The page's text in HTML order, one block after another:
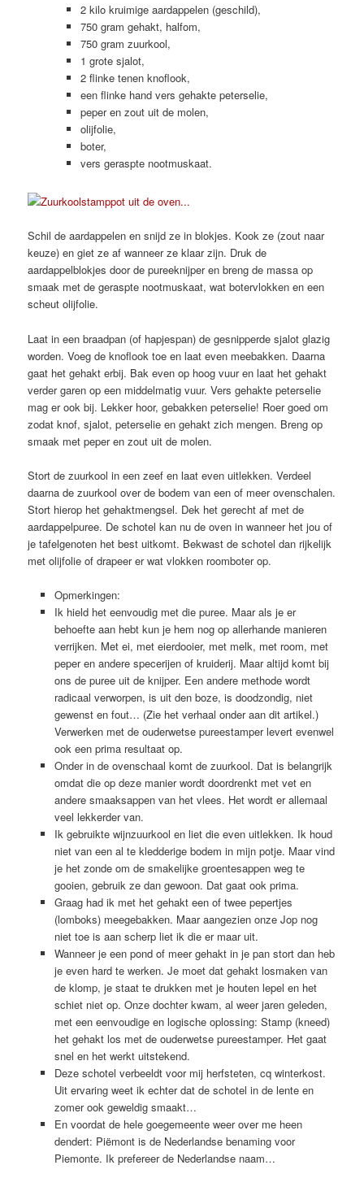
2 kilo kruimige aardappelen (geschild),
750 gram gehakt, halfom,
750 gram zuurkool,
1 grote sjalot,
2 flinke tenen knoflook,
een flinke hand vers gehakte peterselie,
peper en zout uit de molen,
olijfolie,
boter,
vers geraspte nootmuskaat.
Schil de aardappelen en snijd ze in blokjes. Kook ze (zout naar
keuze) en giet ze af wanneer ze klaar zijn. Druk de
aardappelblokjes door de pureeknijper en breng de massa op
smaak met de geraspte nootmuskaat, wat botervlokken en een
scheut olijfolie.
Laat in een braadpan (of hapjespan) de gesnipperde sjalot glazig
worden. Voeg de knoflook toe en laat even meebakken. Daarna
gaat het gehakt erbij. Bak even op hoog vuur en laat het gehakt
verder garen op een middelmatig vuur. Vers gehakte peterselie
mag er ook bij. Lekker hoor, gebakken peterselie! Roer goed om
zodat knof, sjalot, peterselie en gehakt zich mengen. Breng op
smaak met peper en zout uit de molen.
Stort de zuurkool in een zeef en laat even uitlekken. Verdeel
daarna de zuurkool over de bodem van een of meer ovenschalen.
Stort hierop het gehaktmengsel. Dek het gerecht af met de
aardappelpuree. De schotel kan nu de oven in wanneer het jou of
je tafelgenoten het best uitkomt. Bekwast de schotel dan rijkelijk
met olijfolie of drapeer er wat vlokken roomboter op.
Opmerkingen:
Ik hield het eenvoudig met die puree. Maar als je er
behoefte aan hebt kun je hem nog op allerhande manieren
verrijken. Met ei, met eierdooier, met melk, met room, met
peper en andere specerijen of kruiderij. Maar altijd komt bij
ons de puree uit de knijper. Een andere methode wordt
radicaal verworpen, is uit den boze, is doodzondig, niet
gewenst en fout… (Zie het verhaal onder aan dit artikel.)
Verwerken met de ouderwetse pureestamper levert evenwel
ook een prima resultaat op.
Onder in de ovenschaal komt de zuurkool. Dat is belangrijk
omdat die op deze manier wordt doordrenkt met vet en
andere smaaksappen van het vlees. Het wordt er allemaal
veel lekkerder van.
Ik gebruikte wijnzuurkool en liet die even uitlekken. Ik houd
niet van een al te kledderige bodem in mijn potje. Maar vind
je het zonde om de smakelijke groentesappen weg te
gooien, gebruik ze dan gewoon. Dat gaat ook prima.
Graag had ik met het gehakt een of twee pepertjes
(lomboks) meegebakken. Maar aangezien onze Jop nog
niet toe is aan scherp liet ik die er maar uit.
Wanneer je een pond of meer gehakt in je pan stort dan heb
je even hard te werken. Je moet dat gehakt losmaken van
de klomp, je staat te drukken met je houten lepel en het
schiet niet op. Onze dochter kwam, al weer jaren geleden,
met een eenvoudige en logische oplossing: Stamp (kneed)
het gehakt los met de ouderwetse pureestamper. Het gaat
snel en het werkt uitstekend.
Deze schotel verbeeldt voor mij herfsteten, cq winterkost.
Uit ervaring weet ik echter dat de schotel in de lente en
zomer ook geweldig smaakt…
En voordat de hele goegemeente weer over me heen
dendert: Piëmont is de Nederlandse benaming voor
Piemonte. Ik prefereer de Nederlandse naam…